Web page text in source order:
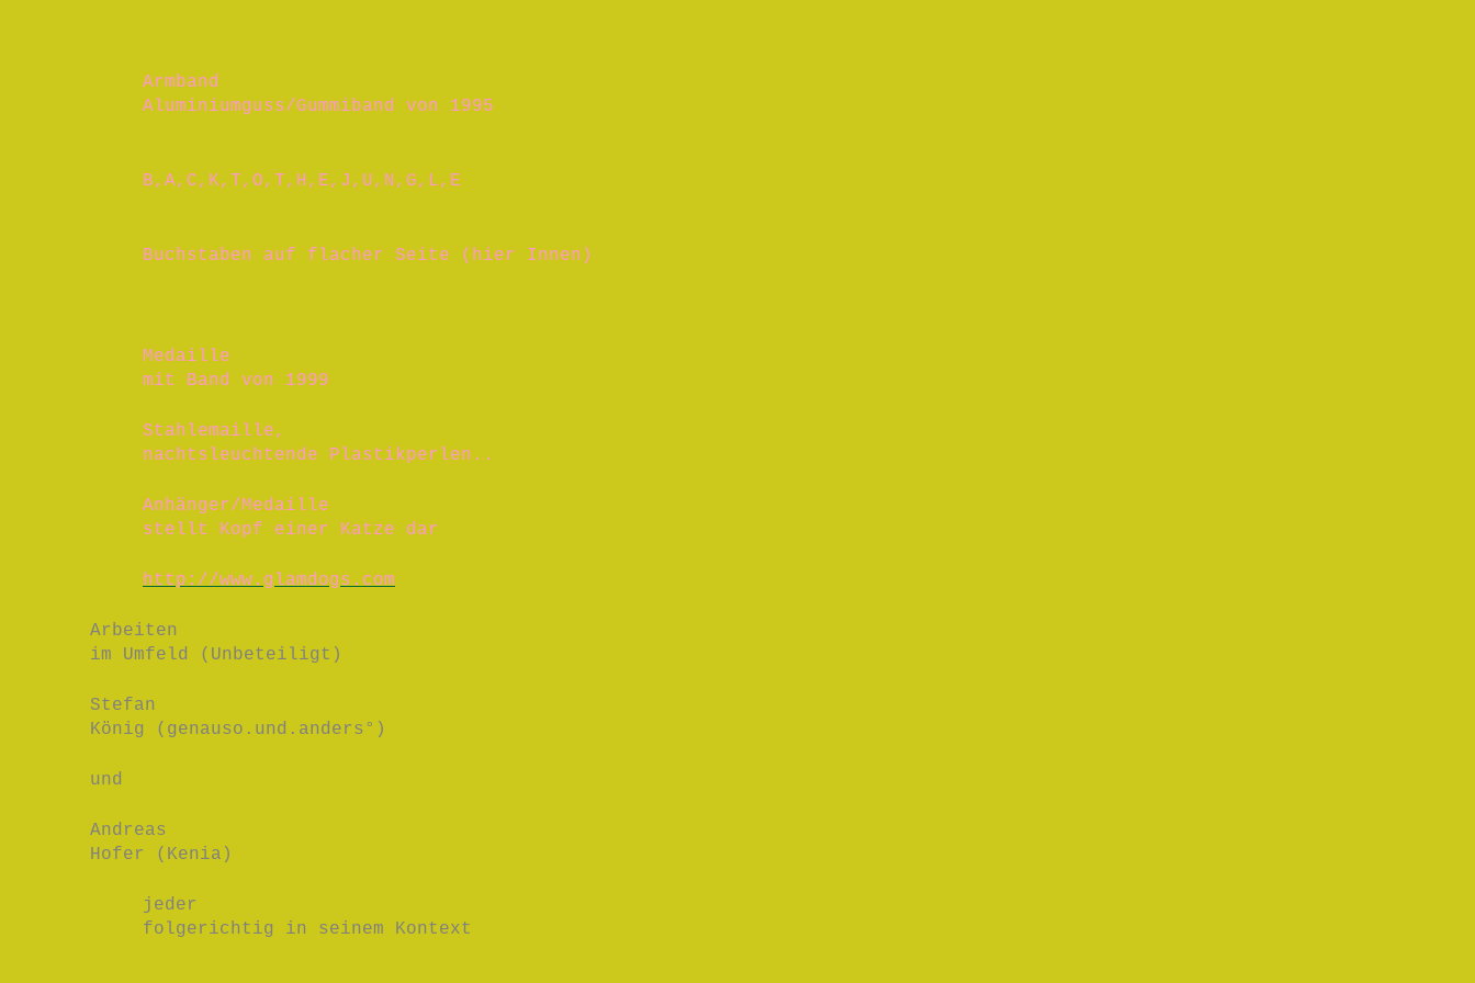
Armband
Aluminiumguss/Gummiband von 1995
B,A,C,K,T,O,T,H,E,J,U,N,G,L,E
Buchstaben auf flacher Seite (hier Innen)
Medaille
mit Band von 1999
Stahlemaille,
nachtsleuchtende Plastikperlen..
Anhänger/Medaille
stellt Kopf einer Katze dar
http://www.glamdogs.com
Arbeiten
im Umfeld (Unbeteiligt)
Stefan
König (genauso.und.anders°)
und
Andreas
Hofer (Kenia)
jeder
folgerichtig in seinem Kontext